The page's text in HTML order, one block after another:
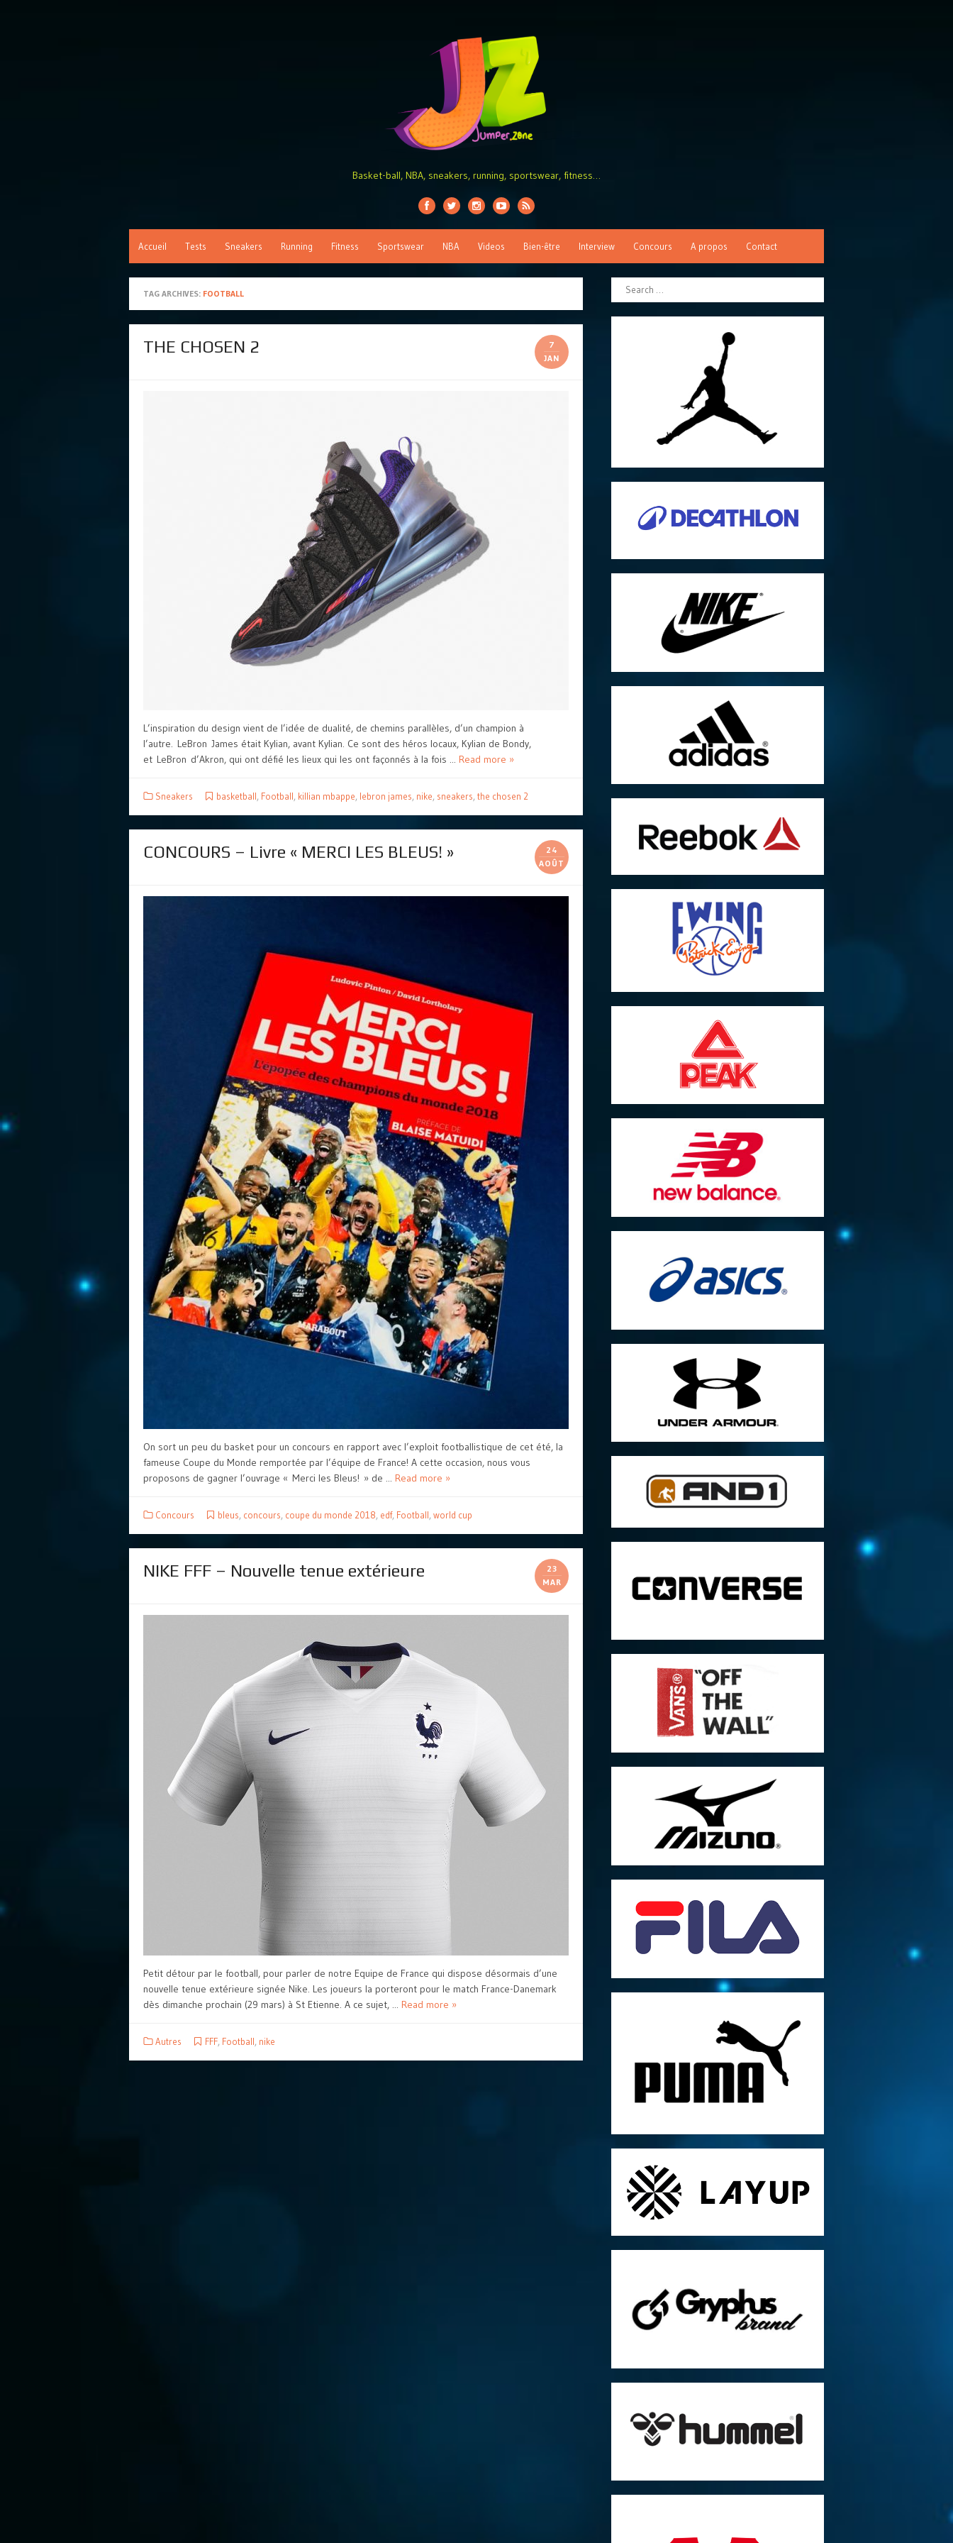
Basket-ball, NBA, sneakers, running, sportswear, fitness…
Accueil Tests Sneakers Running Fitness Sportswear NBA Videos Bien-être Interview Concours A propos Contact
TAG ARCHIVES: FOOTBALL
THE CHOSEN 2
7
JAN
L’inspiration du design vient de l’idée de dualité, de chemins parallèles, d’un champion à
l’autre. LeBron James était Kylian, avant Kylian. Ce sont des héros locaux, Kylian de Bondy,
et LeBron d’Akron, qui ont défié les lieux qui les ont façonnés à la fois ... Read more »
Sneakers basketball, Football, killian mbappe, lebron james, nike, sneakers, the chosen 2
CONCOURS – Livre « MERCI LES BLEUS! »
24
AOÛT
On sort un peu du basket pour un concours en rapport avec l’exploit footballistique de cet été, la
fameuse Coupe du Monde remportée par l’équipe de France! A cette occasion, nous vous
proposons de gagner l’ouvrage « Merci les Bleus! » de ... Read more »
Concours bleus, concours, coupe du monde 2018, edf, Football, world cup
NIKE FFF – Nouvelle tenue extérieure
23
MAR
Petit détour par le football, pour parler de notre Equipe de France qui dispose désormais d’une
nouvelle tenue extérieure signée Nike. Les joueurs la porteront pour le match France-Danemark
dès dimanche prochain (29 mars) à St Etienne. A ce sujet, ... Read more »
Autres FFF, Football, nike